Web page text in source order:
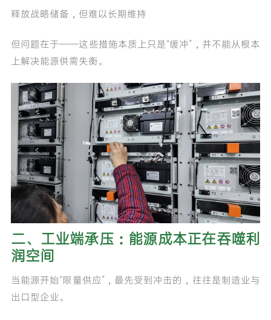
释放战略储备，但难以长期维持
但问题在于——这些措施本质上只是“缓冲”，并不能从根本
上解决能源供需失衡。
二、工业端承压：能源成本正在吞噬利
润空间
当能源开始“限量供应”，最先受到冲击的，往往是制造业与
出口型企业。